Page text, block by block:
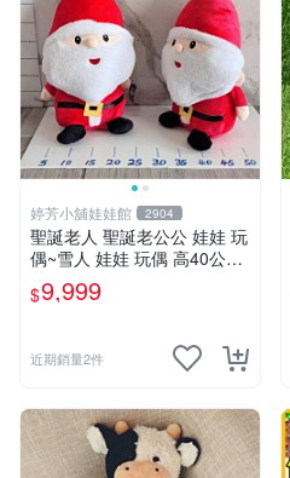
婷芳小舖娃娃館 2904
聖誕老人 聖誕老公公 娃娃 玩
偶~雪人 娃娃 玩偶 高40公分
聖誕老公公 交換禮物 聖誕娃
娃娃 耶誕禮物 聖誕節擺飾 全
$9,999
近期銷量2件